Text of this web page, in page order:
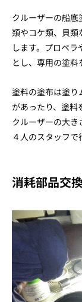
クルーザーの船
類やコケ類、貝類
します。プロペ
とし、専用の塗料
塗料の塗布は塗り
があったり、塗料
クルーザーの大
４人のスタッフで
消耗部品交